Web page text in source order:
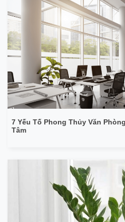
7 Yếu Tố Phong Thủy Văn
Tâm